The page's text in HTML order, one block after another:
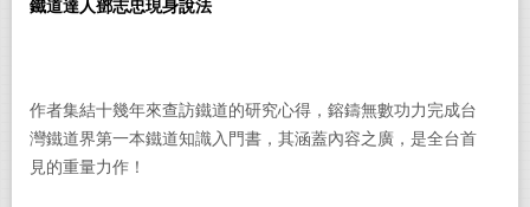
鐵道達人鄧志忠現身說法
作者集結十幾年來查訪鐵道的研究心得，鎔鑄無數功力完成台
灣鐵道界第一本鐵道知識入門書，其涵蓋內容之廣，是全台首
見的重量力作！